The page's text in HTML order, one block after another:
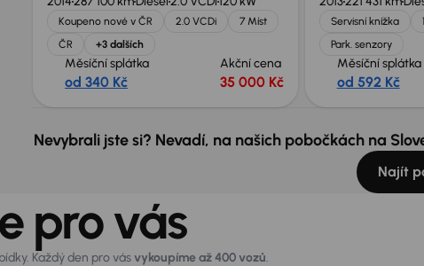
Koupeno nové v ČR 2.0 VCDi
7 Míst
ČR
+3 dalších
Měsíční splátka
od 340 Kč
Akční cena
35 000 Kč
Servisní knížka
Park. senzory
Měsíční splátka
od 592 Kč
Nevybrali jste si? Nevadí, na našich pobočkách na
Najít
pro vás
Každý den pro vásvykoupíme až 400 vozů.